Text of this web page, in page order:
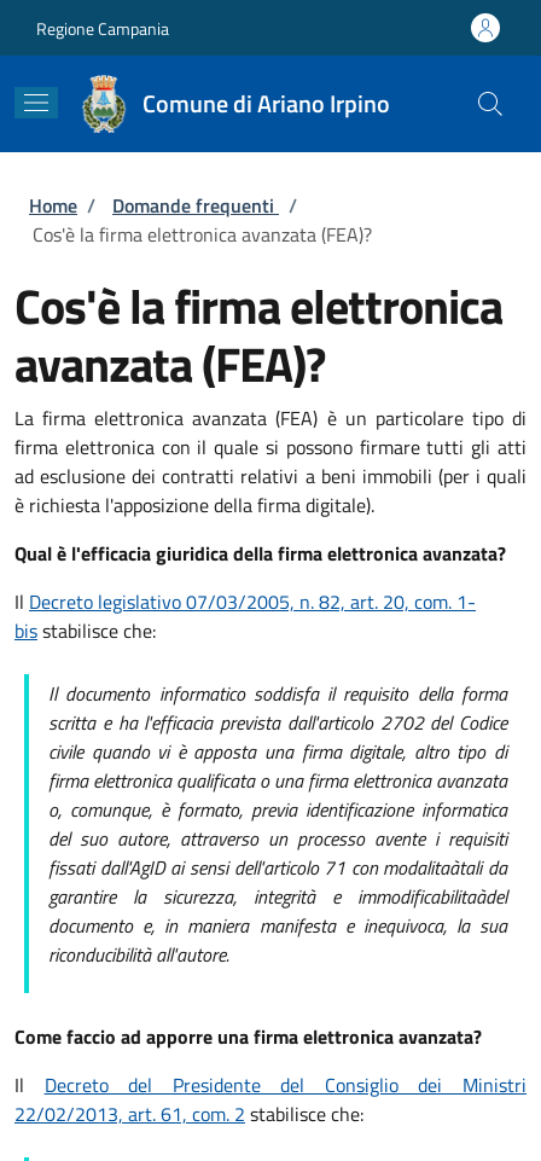
Regione Campania
Comune di Ariano Irpino
Briciole di pane
Home / Domande frequenti /
Cos'è la firma elettronica avanzata (FEA)?
Cos'è la firma elettronica
avanzata (FEA)?
La firma elettronica avanzata (FEA) è un particolare tipo di
firma elettronica con il quale si possono firmare tutti gli atti
ad esclusione dei contratti relativi a beni immobili (per i quali
è richiesta l'apposizione della firma digitale).
Qual è l'efficacia giuridica della firma elettronica avanzata?
Il Decreto legislativo 07/03/2005, n. 82, art. 20, com. 1-
bisstabilisce che:
Il documento informatico soddisfa il requisito della forma
scritta e ha l'efficacia prevista dall'articolo 2702 del Codice
civile quando vi è apposta una firma digitale, altro tipo di
firma elettronica qualificata o una firma elettronica avanzata
o, comunque, è formato, previa identificazione informatica
del suo autore, attraverso un processo avente i requisiti
fissati dall'AgID ai sensi dell'articolo 71 con modalitaàtali da
garantire la sicurezza, integrità e immodificabilitaàdel
documento e, in maniera manifesta e inequivoca, la sua
riconducibilità all'autore.
Come faccio ad apporre una firma elettronica avanzata?
Il Decreto del Presidente del Consiglio dei Ministri
22/02/2013, art. 61, com. 2 stabilisce che: